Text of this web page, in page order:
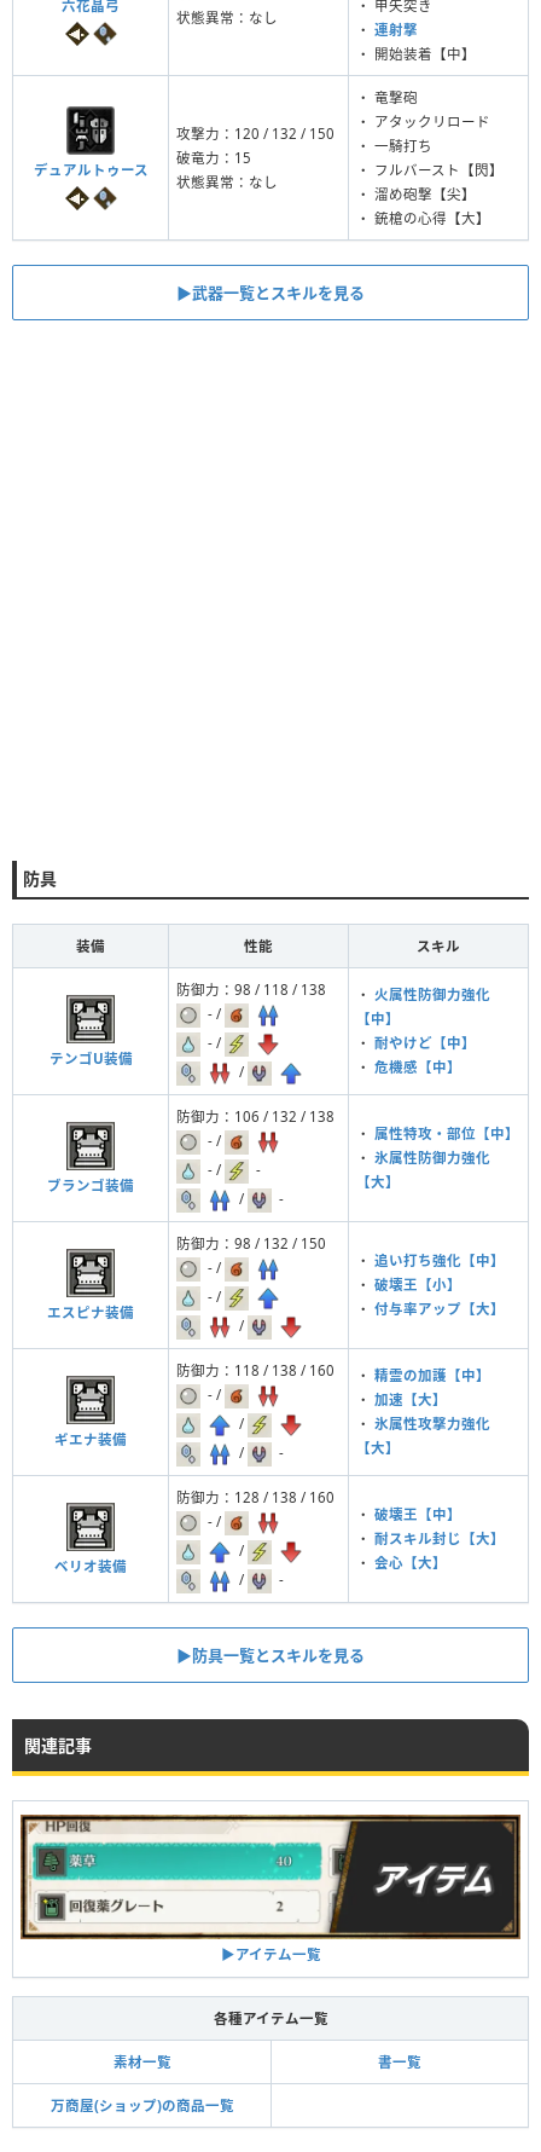
六花晶弓
状態異常：なし
・ 甲矢突き
・ 連射撃
・ 開始装着【中】
デュアルトゥース
攻撃力：120 / 132 / 150
破竜力：15
状態異常：なし
・ 竜撃砲
・ アタックリロード
・ 一騎打ち
・ フルバースト【閃】
・ 溜め砲撃【尖】
・ 銃槍の心得【大】
▶︎武器一覧とスキルを見る
防具
装備 性能 スキル
テンゴU装備
防御力：98 / 118 / 138
- /
- /
/
・ 火属性防御力強化
【中】
・ 耐やけど【中】
・ 危機感【中】
ブランゴ装備
防御力：106 / 132 / 138
- /
- /
-
/
-
・ 属性特攻・部位【中】
・ 氷属性防御力強化
【大】
エスピナ装備
防御力：98 / 132 / 150
- /
- /
/
・ 追い打ち強化【中】
・ 破壊王【小】
・ 付与率アップ【大】
ギエナ装備
防御力：118 / 138 / 160
- /
/
/
-
・ 精霊の加護【中】
・ 加速【大】
・ 氷属性攻撃力強化
【大】
ベリオ装備
防御力：128 / 138 / 160
- /
/
/
-
・ 破壊王【中】
・ 耐スキル封じ【大】
・ 会心【大】
▶︎防具一覧とスキルを見る
関連記事
▶アイテム一覧
各種アイテム一覧
素材一覧 書一覧
万商屋(ショップ)の商品一覧